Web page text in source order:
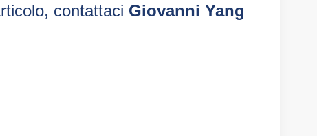
contattaci Giovanni Yang